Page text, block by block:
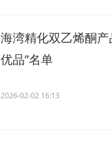
海湾精化双乙烯酮
优品”名单
2026-02-02 16:13